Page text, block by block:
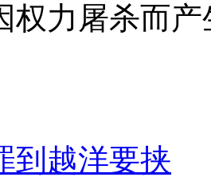
权力屠杀而
到越洋要挟